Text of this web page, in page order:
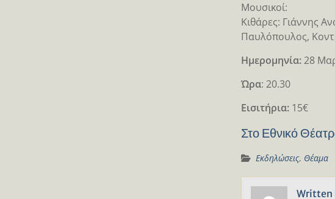
Μουσικοί:
Κιθάρες: Γιάννης
Παυλόπουλος,
Ημερομηνία:28
Ώρα: 20.30
Εισιτήρια:15€
Στο Εθνικό
Εκδηλώσεις, Θέαμα
Written